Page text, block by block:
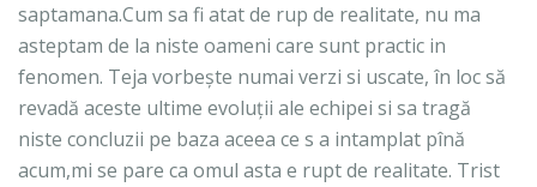
saptamana.Cum sa fi atat de rup de realitate, nu ma
asteptam de la niste oameni care sunt practic in
fenomen. Teja vorbește numai verzi si uscate, în loc să
revadă aceste ultime evoluții ale echipei si sa tragă
niste concluzii pe baza aceea ce s a intamplat pînă
acum,mi se pare ca omul asta e rupt de realitate. Trist